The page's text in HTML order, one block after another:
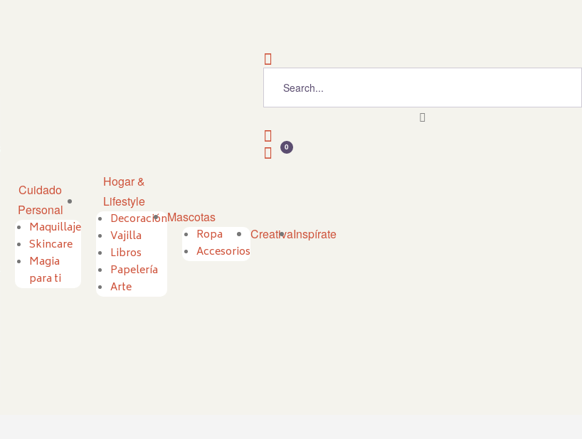
Cuidado
Personal
Maquillaje
Skincare
Magia
para ti
Hogar &
Lifestyle
Decoración
Vajilla
Libros
Papelería
Arte
Mascotas
Ropa
Accesorios
CreativaInspírate
0